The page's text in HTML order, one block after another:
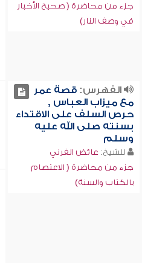
جزء من محاضرة ( صحيح الأخبار
في وصف النار)
الفهرس:قصة عمر
مع ميزاب العباس ,
حرص السلف على الاقتداء
بسنته صلى الله عليه
وسلم
للشيخ: عائض القرني
جزء من محاضرة ( الاعتصام
بالكتاب والسنة)